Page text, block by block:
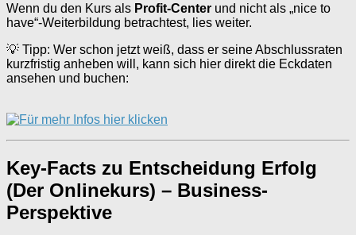
Wenn du den Kurs als Profit-Center und nicht als „nice to
have“-Weiterbildung betrachtest, lies weiter.
💡 Tipp: Wer schon jetzt weiß, dass er seine Abschlussraten
kurzfristig anheben will, kann sich hier direkt die Eckdaten
ansehen und buchen:
Key-Facts zu Entscheidung Erfolg
(Der Onlinekurs) – Business-
Perspektive